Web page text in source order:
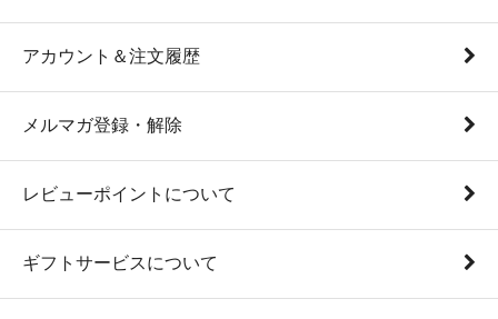
アカウント＆注文履歴
メルマガ登録・解除
レビューポイントについて
ギフトサービスについて